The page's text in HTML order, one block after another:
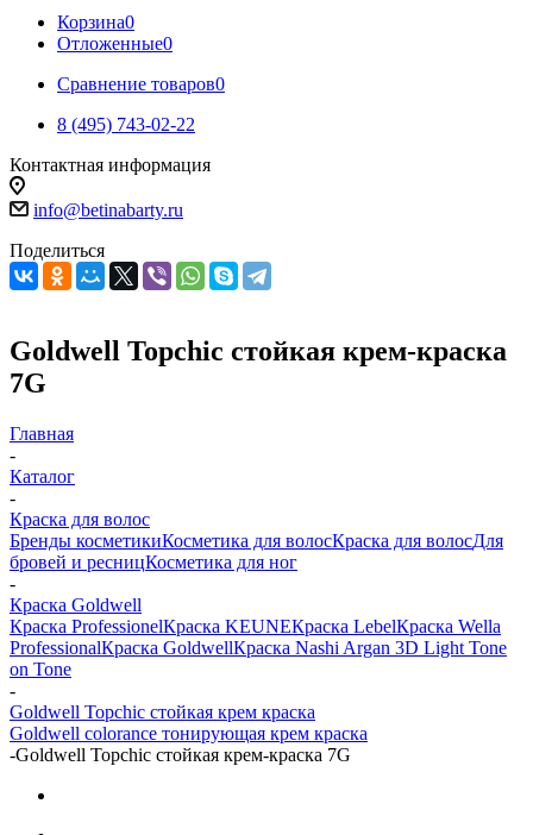
Корзина0
Отложенные0
Сравнение товаров0
8 (495) 743-02-22
Контактная информация
info@betinabarty.ru
Поделиться
Gоldwell Topchic стойкая крем-краска
7G
Главная
-
Каталог
-
Краска для волос
Бренды косметикиКосметика для волосКраска для волосДля
бровей и ресницКосметика для ног
-
Краска Goldwell
Краска ProfessionelКраска KEUNEКраска LebelКраска Wella
ProfessionalКраска GoldwellКраска Nashi Argan 3D Light Tone
on Tone
-
Goldwell Topchic стойкая крем краска
Goldwell colorance тонирующая крем краска
-Gоldwell Topchic стойкая крем-краска 7G